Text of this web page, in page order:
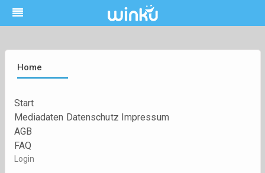
Home
Start
Mediadaten Datenschutz Impressum
AGB
FAQ
Login